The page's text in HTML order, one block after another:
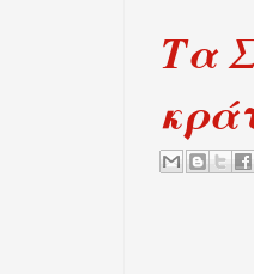
Τα